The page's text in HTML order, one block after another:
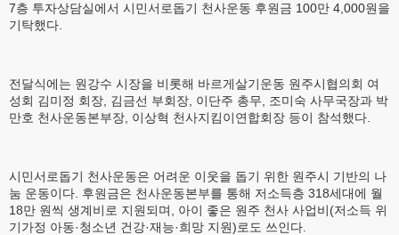
7층 투자상담실에서 시민서로돕기 천사운동 후원금 100만 4,000원을
기탁했다.
전달식에는 원강수 시장을 비롯해 바르게살기운동 원주시협의회 여
성회 김미정 회장, 김금선 부회장, 이단주 총무, 조미숙 사무국장과 박
만호 천사운동본부장, 이상혁 천사지킴이연합회장 등이 참석했다.
시민서로돕기 천사운동은 어려운 이웃을 돕기 위한 원주시 기반의 나
눔 운동이다. 후원금은 천사운동본부를 통해 저소득층 318세대에 월
18만 원씩 생계비로 지원되며, 아이 좋은 원주 천사 사업비(저소득 위
기가정 아동·청소년 건강·재능·희망 지원)로도 쓰인다.